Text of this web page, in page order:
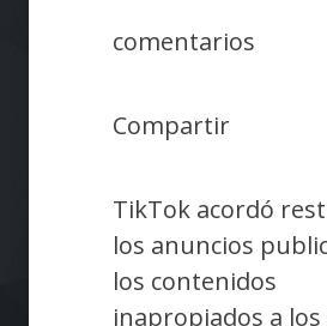
comentarios
Compartir
TikTok acordó
los anuncios
los contenidos
inapropiados a